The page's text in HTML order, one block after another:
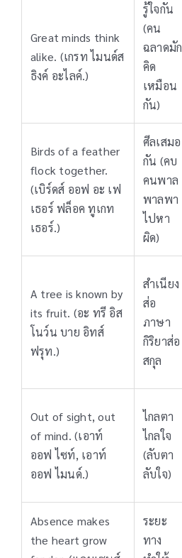
Great minds think
alike. (เกรท ไมนด์ส
ธิงค์ อะไลค์.)
รู้ใจกัน
(คน
ฉลาดมัก
คิด
เหมือน
กัน)
Birds of a feather
flock together.
(เบิร์ดส์ ออฟ อะ เฟ
เธอร์ ฟล็อค ทูเกท
เธอร์.)
ศีลเสมอ
กัน (คบ
คนพาล
พาลพา
ไปหา
ผิด)
A tree is known by
its fruit. (อะ ทรี อิส
โนว์น บาย อิทส์
ฟรุท.)
สำเนียง
ส่อ
ภาษา
กิริยาส่อ
สกุล
Out of sight, out
of mind. (เอาท์
ออฟ ไซท์, เอาท์
ออฟ ไมนด์.)
ไกลตา
ไกลใจ
(ลับตา
ลับใจ)
Absence makes
the heart grow
ระยะ
ทาง